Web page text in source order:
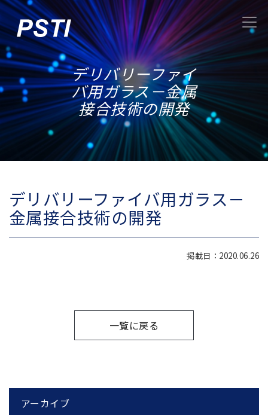
デリバリーファイ
バ用ガラス－金属
接合技術の開発
デリバリーファイバ用ガラス－
金属接合技術の開発
掲載日：2020.06.26
一覧に戻る
アーカイブ